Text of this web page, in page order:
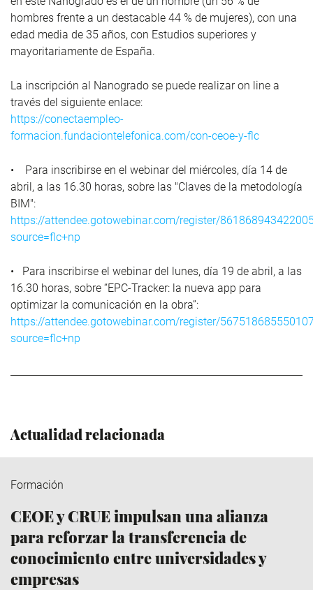
hombres frente a un destacable 44 % de mujeres), con una
edad media de 35 años, con Estudios superiores y
mayoritariamente de España.
La inscripción al Nanogrado se puede realizar on line a
través del siguiente enlace:
https://conectaempleo-
formacion.fundaciontelefonica.com/con-ceoe-y-flc
• Para inscribirse en el webinar del miércoles, día 14 de
abril, a las 16.30 horas, sobre las "Claves de la metodología
BIM":
https://attendee.gotowebinar.com/register/
source=flc+np
• Para inscribirse el webinar del lunes, día 19 de abril, a las
16.30 horas, sobre “EPC-Tracker: la nueva app para
optimizar la comunicación en la obra”:
https://attendee.gotowebinar.com/register/
source=flc+np
Actualidad relacionada
Formación
CEOE y CRUE impulsan una alianza
para reforzar la transferencia de
conocimiento entre universidades y
empresas